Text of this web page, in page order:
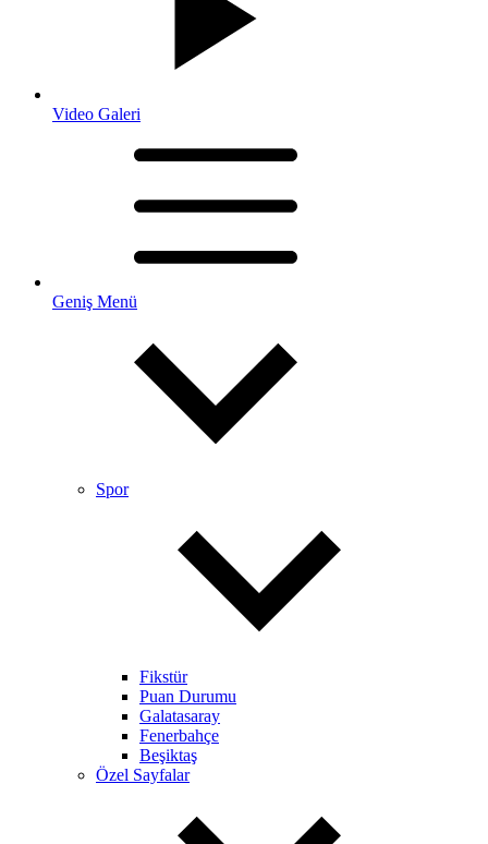
Video Galeri
Geniş Menü
Spor
Fikstür
Puan Durumu
Galatasaray
Fenerbahçe
Beşiktaş
Özel Sayfalar